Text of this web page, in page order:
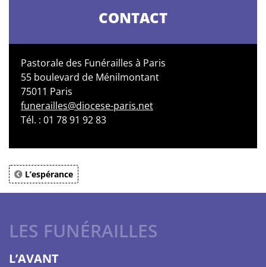
CONTACT
Pastorale des Funérailles à Paris
55 boulevard de Ménilmontant
75011 Paris
funerailles@diocese-paris.net
Tél. : 01 78 91 92 83
L’espérance
LES FUNÉRAILLES
L’AVANT